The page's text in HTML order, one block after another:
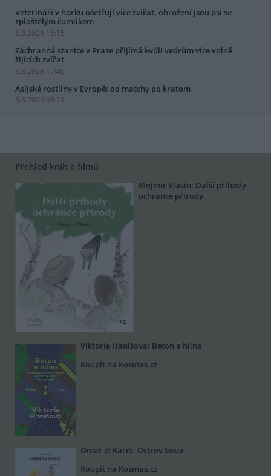
Veterináři v horku ošetřují více zvířat, ohrožení jsou psi se
zploštělým čumákem
6.8.2026 15:15
Záchranná stanice v Praze přijímá kvůli vedrům více volně
žijících zvířat
5.8.2026 17:40
Asijské rostliny v Evropě: od matchy po kratom
3.8.2026 03:21
Přehled knih a filmů
Mojmír Vlašín: Další příhody
ochránce přírody
Viktorie Hanišová: Beton a hlína
Koupit na Kosmas.cz
Omar el Karib: Ostrov Socci
Koupit na Kosmas.cz